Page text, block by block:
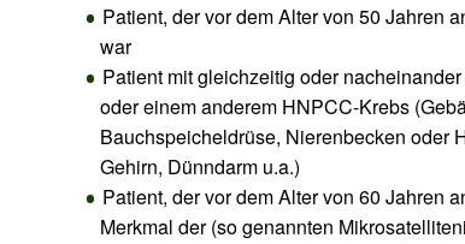
Patient, der vor dem Alter von 50 Jahren
war
Patient mit gleichzeitig oder
oder einem anderem HNPCC-Krebs
Bauchspeicheldrüse, Nierenbecken oder
Gehirn, Dünndarm u.a.)
Patient, der vor dem Alter von 60 Jahren
Merkmal der (so genannten